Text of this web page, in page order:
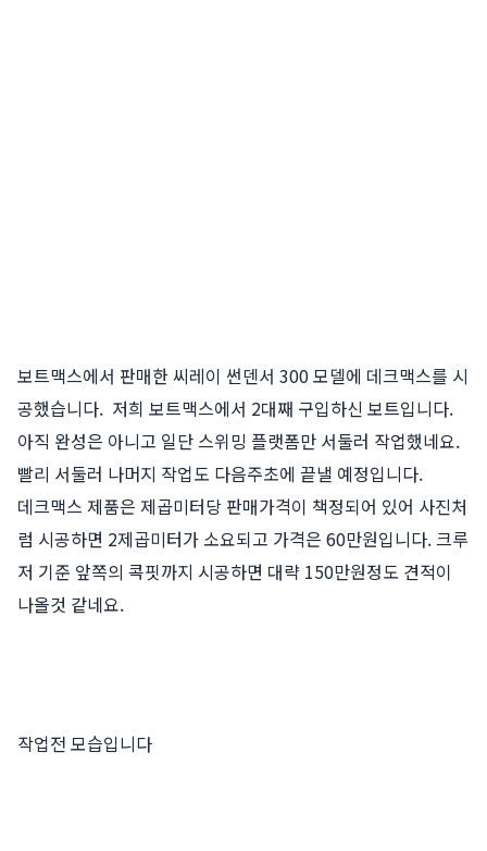
보트맥스에서 판매한 씨레이 썬덴서 300 모델에 데크맥스를 시
공했습니다. 저희 보트맥스에서 2대째 구입하신 보트입니다.
아직 완성은 아니고 일단 스위밍 플랫폼만 서둘러 작업했네요.
빨리 서둘러 나머지 작업도 다음주초에 끝낼 예정입니다.
데크맥스 제품은 제곱미터당 판매가격이 책정되어 있어 사진처
럼 시공하면 2제곱미터가 소요되고 가격은 60만원입니다. 크루
저 기준 앞쪽의 콕핏까지 시공하면 대략 150만원정도 견적이
나올것 같네요.
작업전 모습입니다